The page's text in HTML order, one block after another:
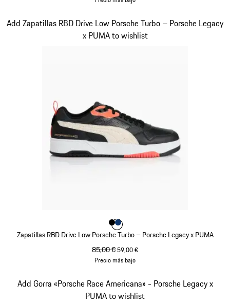
Zapatillas RBD Drive Low Porsche Turbo – Porsche Legacy x PUMA
precio original
85,00 €precio de venta
59,00 €
Precio más bajo
Add Zapatillas RBD Drive Low Porsche Turbo – Porsche Legacy
x PUMA to wishlist
Diapositiva 5 de 10
Color
ColorColor
Add Gorra «Porsche Race Americana» - Porsche Legacy x
PUMA to wishlist
Diapositiva 6 de 10